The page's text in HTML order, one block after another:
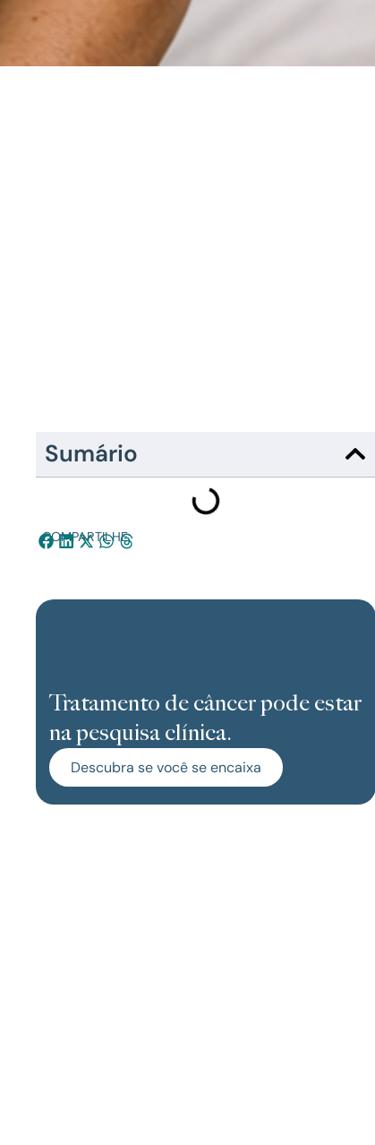
Sumário
COMPARTILHE:
Tratamento de câncer pode estar
na pesquisa clínica.
Descubra se você se encaixa